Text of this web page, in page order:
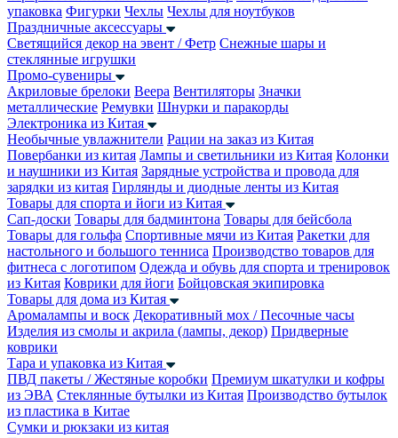
упаковка Фигурки Чехлы Чехлы для ноутбуков
Праздничные аксессуары
Светящийся декор на эвент / Фетр Снежные шары и
стеклянные игрушки
Промо-сувениры
Акриловые брелоки Веера Вентиляторы Значки
металлические Ремувки Шнурки и паракорды
Электроника из Китая
Необычные увлажнители Рации на заказ из Китая
Повербанки из китая Лампы и светильники из Китая Колонки
и наушники из Китая Зарядные устройства и провода для
зарядки из китая Гирлянды и диодные ленты из Китая
Товары для спорта и йоги из Китая
Сап-доски Товары для бадминтона Товары для бейсбола
Товары для гольфа Спортивные мячи из Китая Ракетки для
настольного и большого тенниса Производство товаров для
фитнеса с логотипом Одежда и обувь для спорта и тренировок
из Китая Коврики для йоги Бойцовская экипировка
Товары для дома из Китая
Аромалампы и воск Декоративный мох / Песочные часы
Изделия из смолы и акрила (лампы, декор) Придверные
коврики
Тара и упаковка из Китая
ПВД пакеты / Жестяные коробки Премиум шкатулки и кофры
из ЭВА Стеклянные бутылки из Китая Производство бутылок
из пластика в Китае
Сумки и рюкзаки из китая